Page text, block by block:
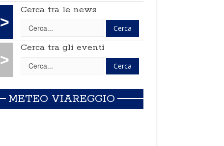
>
Cerca tra le news
>
Cerca tra gli eventi
METEO VIAREGGIO